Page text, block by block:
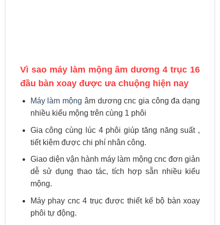
Vì sao máy làm mộng âm dương 4 trục 16
đầu bàn xoay được ưa chuộng hiện nay
Máy làm mộng âm dương cnc gia công đa dạng
nhiều kiểu mộng trên cùng 1 phôi
Gia công cùng lúc 4 phôi giúp tăng năng suất ,
tiết kiệm được chi phí nhân công.
Giao diện vận hành máy làm mộng cnc đơn giản
dễ sử dụng thao tác, tích hợp sẵn nhiều kiểu
mộng.
Máy phay cnc 4 trục được thiết kế bộ bàn xoay
phôi tự động.